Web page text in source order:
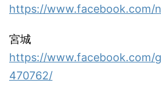
https://www.facebook.com/
宮城
https://www.facebook.com/
470762/